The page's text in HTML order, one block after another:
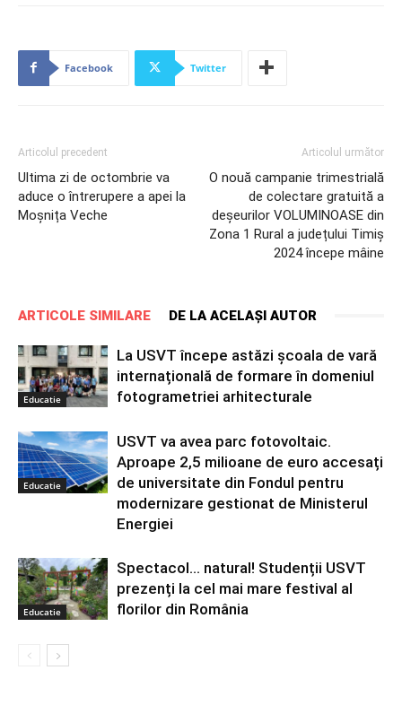
Facebook Twitter
Articolul precedent
Ultima zi de octombrie va
aduce o întrerupere a apei la
Moșnița Veche
Articolul următor
O nouă campanie trimestrială
de colectare gratuită a
deșeurilor VOLUMINOASE din
Zona 1 Rural a județului Timiș
2024 începe mâine
ARTICOLE SIMILARE DE LA ACELAȘI AUTOR
Educatie
La USVT începe astăzi școala de vară
internațională de formare în domeniul
fotogrametriei arhitecturale
Educatie
USVT va avea parc fotovoltaic.
Aproape 2,5 milioane de euro accesați
de universitate din Fondul pentru
modernizare gestionat de Ministerul
Energiei
Educatie
Spectacol… natural! Studenții USVT
prezenți la cel mai mare festival al
florilor din România